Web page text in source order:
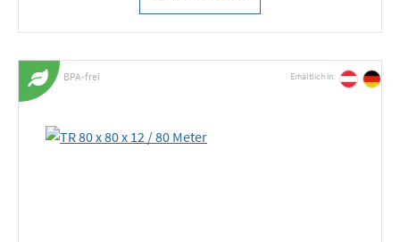
BPA-frei Erhältlich in: